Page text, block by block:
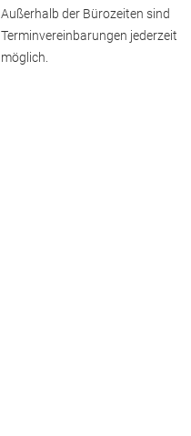
Außerhalb der Bürozeiten sind
Terminvereinbarungen jederzeit
möglich.